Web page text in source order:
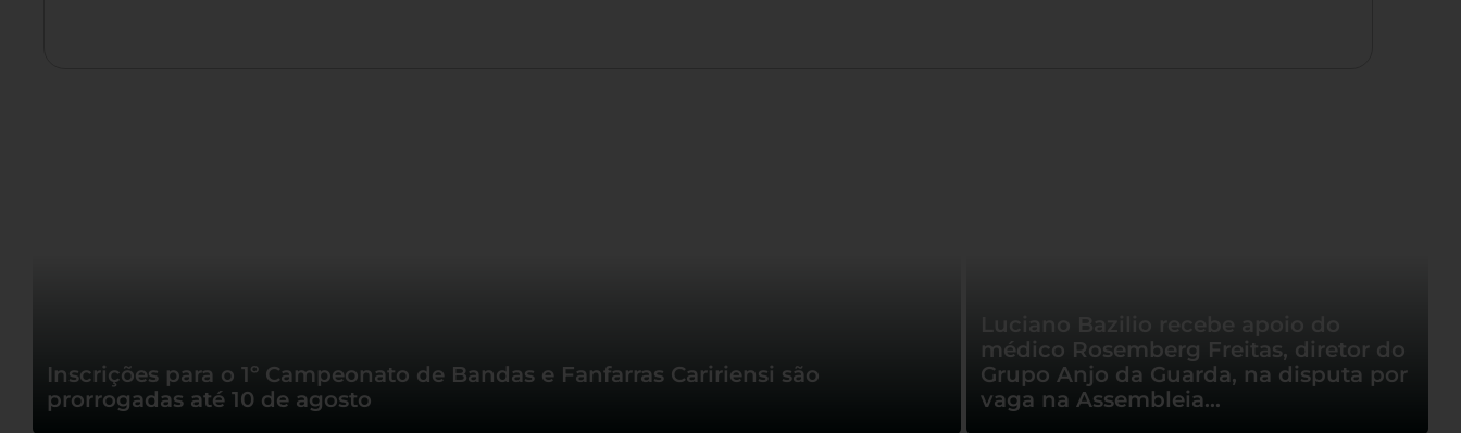
Inscrições para o 1º Campeonato de Bandas e Fanfarras Caririensi são
prorrogadas até 10 de agosto
médico Rosemberg Freitas, diretor do
Grupo Anjo da Guarda, na disputa por
vaga na Assembleia…